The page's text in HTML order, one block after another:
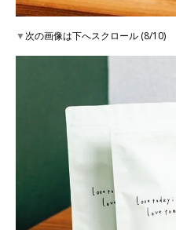
▼次の画像は下へスクロール (8/10)